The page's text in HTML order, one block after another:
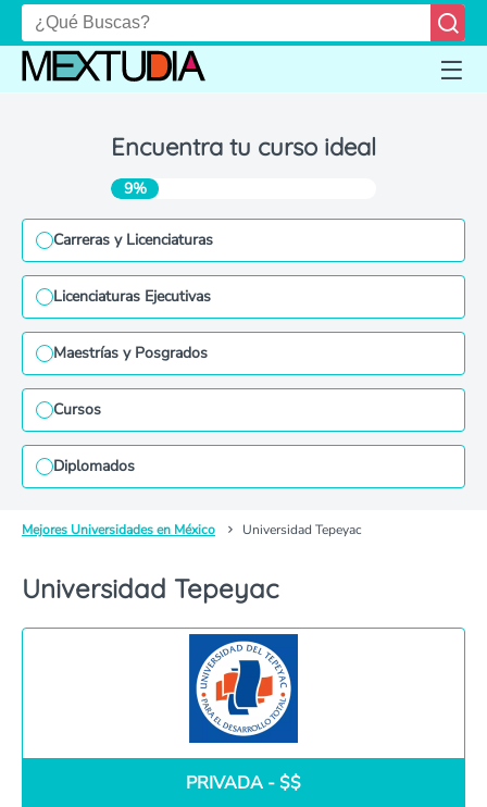
Encuentra tu curso ideal
9%
Carreras y Licenciaturas
Licenciaturas Ejecutivas
Maestrías y Posgrados
Cursos
Diplomados
Mejores Universidades en México Universidad Tepeyac
Universidad Tepeyac
PRIVADA - $$